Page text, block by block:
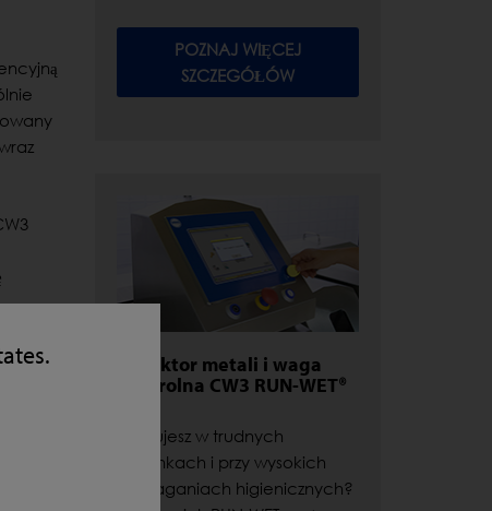
POZNAJ WIĘCEJ
SZCZEGÓŁÓW
Detektor metali i waga
kontrolna CW3 RUN-WET®
Pracujesz w trudnych
warunkach i przy wysokich
wymaganiach higienicznych?